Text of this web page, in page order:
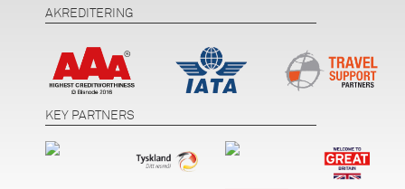
AKREDITERING
KEY PARTNERS